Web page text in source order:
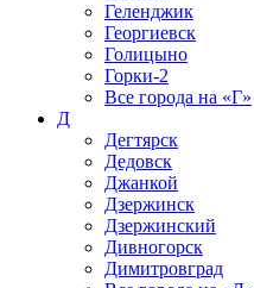
Геленджик
Георгиевск
Голицыно
Горки-2
Все города на «Г»
Д
Дегтярск
Дедовск
Джанкой
Дзержинск
Дзержинский
Дивногорск
Димитровград